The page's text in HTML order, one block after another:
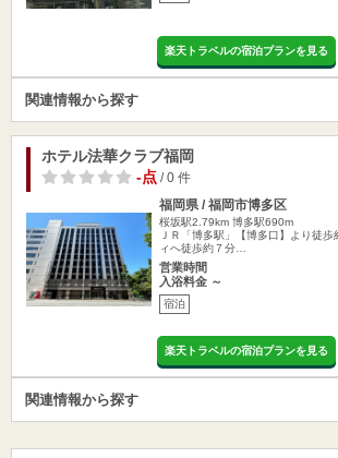
楽天トラベルの宿泊プランを見る
関連情報から探す
ホテル法華クラブ福岡
-点/ 0 件
福岡県 / 福岡市博多区
桜坂駅2.79km 博多駅690m
ＪＲ「博多駅」【博多口】より徒
ィへ徒歩約７分…
営業時間
入浴料金 ～
宿泊
楽天トラベルの宿泊プランを見る
関連情報から探す